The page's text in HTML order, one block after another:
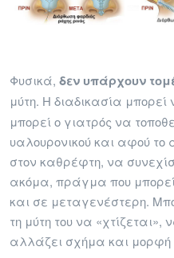
Φυσικά, δεν υπάρχουν
μύτη. Η διαδικασία μπορεί
μπορεί ο γιατρός να
υαλουρονικού και αφού το
στον καθρέφτη, να
ακόμα, πράγμα που μπορεί
και σε μεταγενέστερη.
τη μύτη του να
αλλάζει σχήμα και μορφή